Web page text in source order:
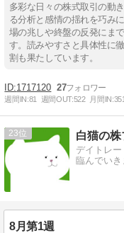
多彩な日々の株式取引の動
る分析と感情の揺れを巧み
場の兆しや終盤の反発にま
す。読みやすさと具体性に
割も果たしています。
1717120 27
週間IN:81 週間OUT:522 月間IN:351
23 白猫の株
デイトレ
臨んでいき
8月第1週